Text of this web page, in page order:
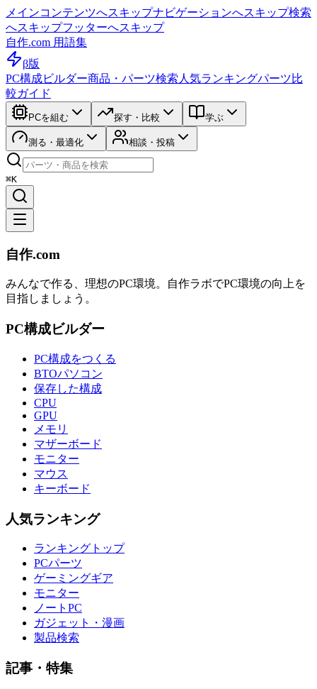
メインコンテンツへスキップナビゲーションへスキップ検索
へスキップフッターへスキップ
自作.com 用語集
β版
PC構成ビルダー商品・パーツ検索 人気ランキングパーツ比
較ガイド
PCを組む 探す・比較 学ぶ
測る・最適化 相談・投稿
⌘K
自作.com
みんなで作る、理想のPC環境。 自作ラボでPC環境の向上を
目指しましょう。
PC構成ビルダー
PC構成をつくる
BTOパソコン
保存した構成
CPU
GPU
メモリ
マザーボード
モニター
マウス
キーボード
人気ランキング
ランキングトップ
PCパーツ
ゲーミングギア
モニター
ノートPC
ガジェット・漫画
製品検索
記事・特集